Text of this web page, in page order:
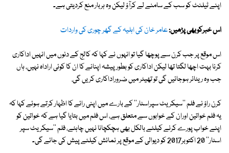
اپنے ٹیلنٹ کو سب کے سامنے لے کرآؤ لیکن وہ ہربار منع کردیتی ہے۔
اس خبرکوبھی پڑھیں:عامر خان کی اہلیہ کے گھر چوری کی واردات
اس موقع پر جب کرن سے پوچھا گیا تو انہوں نے کہا کہ کالج کے دنوں میں انہیں اداکاری
کرنا بہت اچھا لگتا تھا لیکن اداکاری کو بطور پیشہ اپنانے کا ان کا کوئی اراداہ نہیں، ہاں
جب وہ ریٹائر ہوجائیں گی تو تھیٹر میں ضروراداکاری کریں گی.
کرن راؤ نے فلم ''سیکریٹ سپراسٹار'' کے بارے میں اپنی رائے کا اظہار کرتے ہوئے کہا کہ
یہ فلم خواتین اوران کے خوابوں سے متعلق ہے، اس فلم میں بتایا گیا ہے کہ خواتین کو
اپنے خواب پورے کرنے کیلئے بالکل بھی ہچکچانا نہیں چاہئے، فلم ''سیکریٹ سپر
اسٹار'' 20 اکتوبر2017 کو دیوالی کے موقع پر نمائش کیلئے پیش کی جائے گی۔